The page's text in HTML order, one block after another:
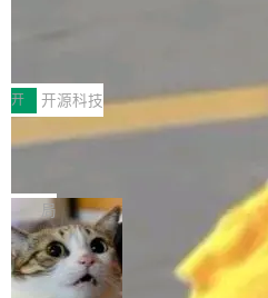
常维护操作，并完整支持 Iceberg
村国家自主创新示范区会议中心开幕
由中关村智联软件服务业质量创新
“智构可信·质创未来——AI原生时代
式”为主题，直面AI从实验室走向规
的核心质量命题。会上，《2026智
工具选型手册》发布，Testin云测
nt智能测试系统入选AI测试领域代表
O而言，这提示了一个转变：AI测
开 开源科技
让非法状态不可表示：一篇关于
有一种东西，一旦用过就回不去了
eev 管它叫"软件设计的基石"。 他
鲜——代数数据类型（ADT），尤
（sum type）。但他说清楚了一件
型系统的学术体操，是日常编码的
局
Cloudflare 开源内部企业 AI 平
dflare OS
Cloudflare 发布了一个开源项目